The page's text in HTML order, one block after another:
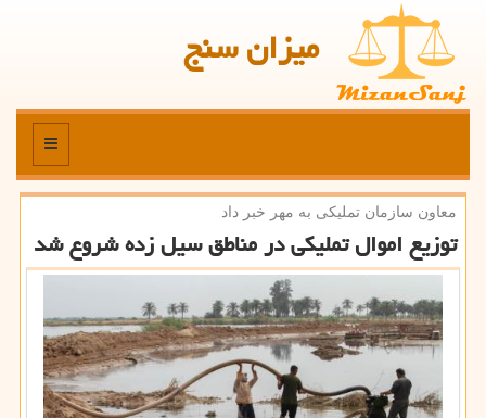
میزان سنج
منو
معاون سازمان تملیكی به مهر خبر داد
توزیع اموال تملیكی در مناطق سیل زده شروع شد